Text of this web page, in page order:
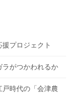
プロジェクト
ラがつかわれるか
時代の「会津農